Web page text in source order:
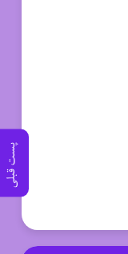
پست قبلی